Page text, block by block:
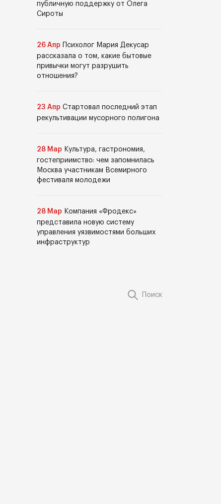
публичную поддержку от Олега
Сироты
26 Апр
Психолог Мария Декусар
рассказала о том, какие бытовые
привычки могут разрушить
отношения?
23 Апр Стартовал последний этап
рекультивации мусорного полигона
28 Мар Культура, гастрономия,
гостеприимство: чем запомнилась
Москва участникам Всемирного
фестиваля молодежи
28 Мар Компания «Фродекс»
представила новую систему
управления уязвимостями больших
инфраструктур
Поиск